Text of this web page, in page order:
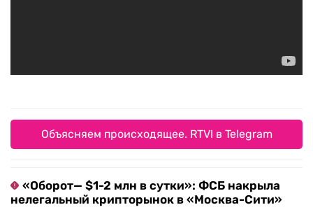
Объясняем происходящее. RTVI в Telegram
«Оборот— $1-2 млн в сутки»: ФСБ накрыла
нелегальный крипторынок в «Москва-Сити»